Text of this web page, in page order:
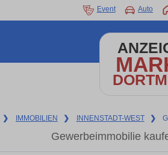
Event Auto
❯ IMMOBILIEN ❯ INNENSTADT-WEST ❯
Gewerbeimmobilie